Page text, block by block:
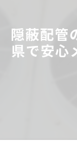
隠蔽配管
県で安心